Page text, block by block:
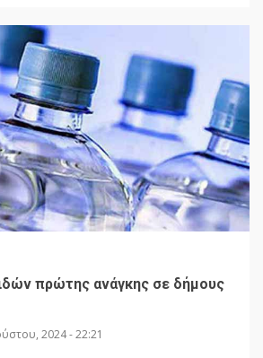
πρώτης ανάγκης σε δήμους
2024 - 22:21